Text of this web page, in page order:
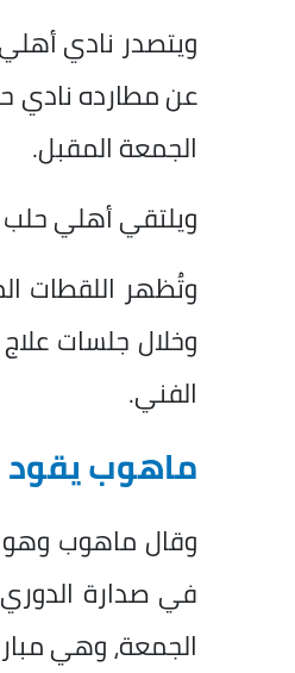
عن مطارده نادي
الجمعة المقبل.
ويلتقي أهلي
وتُظهر اللقطات
وخلال جلسات
الفني.
ماهوب
في صدارة
الجمعة، وهي